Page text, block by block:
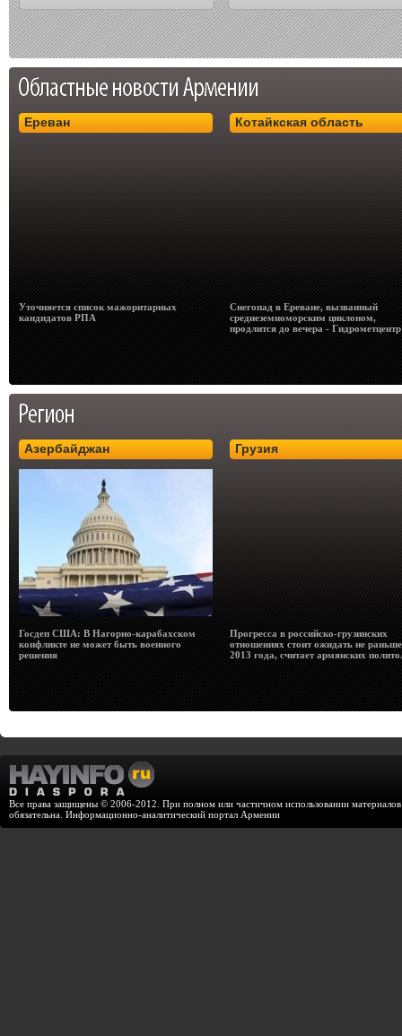
Ереван
Уточняется список мажоритарных
кандидатов РПА
Котайкская область
Снегопад в Ереване, вызванный
среднеземноморским циклоном,
продлится до вечера - Гидрометцентр
Азербайджан
Госдеп США: В Нагорно-карабахском
конфликте не может быть военного
решения
Грузия
Прогресса в российско-грузинских
отношениях стоит ожидать не раньше
2013 года, считает армянских
Все права защищены © 2006-2012. При полном или частичном использовании
обязательна. Информационно-аналитический портал Армении